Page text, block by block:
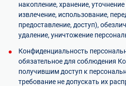
накопление, хранение,
извлечение, использование,
предоставление, доступ),
удаление, уничтожение
Конфиденциальность
обязательное для соблюдения
получившим доступ к
требование не допускать их